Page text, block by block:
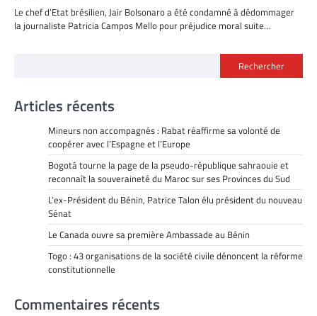
Le chef d’Etat brésilien, Jair Bolsonaro a été condamné à dédommager
la journaliste Patricia Campos Mello pour préjudice moral suite…
Rechercher
Articles récents
Mineurs non accompagnés : Rabat réaffirme sa volonté de
coopérer avec l’Espagne et l’Europe
Bogotá tourne la page de la pseudo-république sahraouie et
reconnaît la souveraineté du Maroc sur ses Provinces du Sud
L’ex-Président du Bénin, Patrice Talon élu président du nouveau
Sénat
Le Canada ouvre sa première Ambassade au Bénin
Togo : 43 organisations de la société civile dénoncent la réforme
constitutionnelle
Commentaires récents